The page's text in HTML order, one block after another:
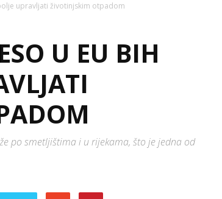
Magazine
upravljati životinjskim otpadom
U EU BIH
po smetljištima i u rijekama, što je jedna od